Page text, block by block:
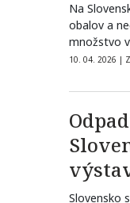
Na
obalov a
množstvo
10. 04. 2026 |
Slovensko